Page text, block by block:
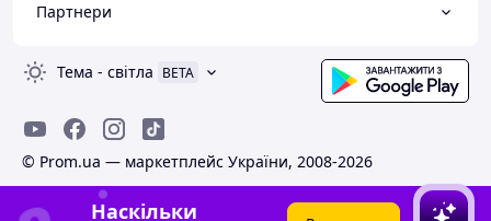
Партнери
Тема - світла BETA
© Prom.ua — маркетплейс України, 2008-2026
Наскільки